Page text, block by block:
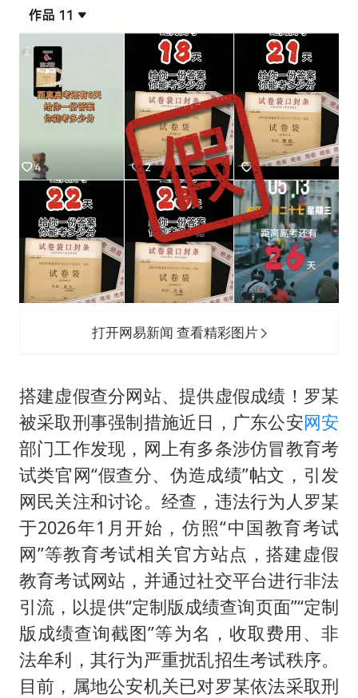
打开网易新闻 查看精彩图片
搭建虚假查分网站、提供虚假成绩！罗某
被采取刑事强制措施近日，广东公安网安
部门工作发现，网上有多条涉仿冒教育考
试类官网“假查分、伪造成绩”帖文，引发
网民关注和讨论。经查，违法行为人罗某
于2026年1月开始，仿照“中国教育考试
网”等教育考试相关官方站点，搭建虚假
教育考试网站，并通过社交平台进行非法
引流，以提供“定制版成绩查询页面”“定制
版成绩查询截图”等为名，收取费用、非
法牟利，其行为严重扰乱招生考试秩序。
目前，属地公安机关已对罗某依法采取刑